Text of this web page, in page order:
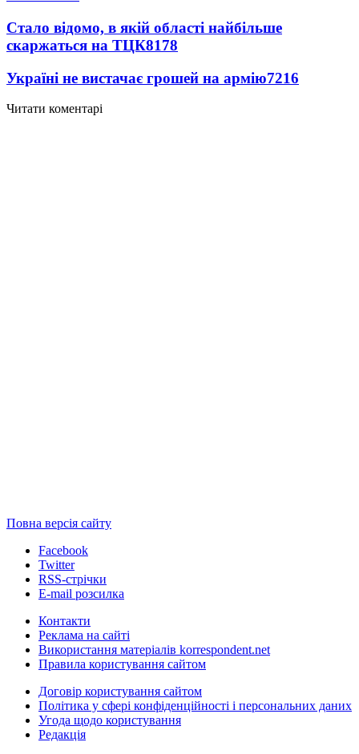
Стало відомо, в якій області найбільше
скаржаться на ТЦК8178
Україні не вистачає грошей на армію7216
Читати коментарі
Повна версія сайту
Facebook
Twitter
RSS-стрічки
E-mail розсилка
Контакти
Реклама на сайті
Використання матеріалів korrespondent.net
Правила користування сайтом
Договір користування сайтом
Політика у сфері конфіденційності і персональних даних
Угода щодо користування
Редакція